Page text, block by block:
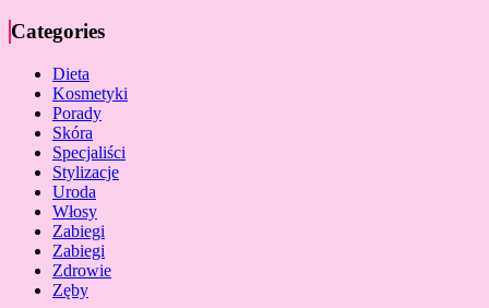
Categories
Dieta
Kosmetyki
Porady
Skóra
Specjaliści
Stylizacje
Uroda
Włosy
Zabiegi
Zabiegi
Zdrowie
Zęby